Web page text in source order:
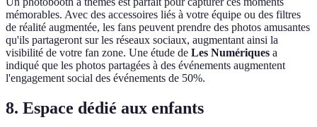
mémorables. Avec des accessoires liés à votre équipe ou des filtres
de réalité augmentée, les fans peuvent prendre des photos amusantes
qu'ils partageront sur les réseaux sociaux, augmentant ainsi la
visibilité de votre fan zone. Une étude de Les Numériques a
indiqué que les photos partagées à des événements augmentent
l'engagement social des événements de 50%.
8. Espace dédié aux enfants